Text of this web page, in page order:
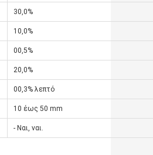
30,0%
10,0%
00,5%
20,0%
00,3% λεπτό
10 έως 50 mm
- Ναι, ναι.